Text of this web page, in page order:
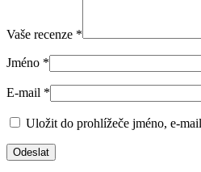
Vaše recenze *
Jméno *
E-mail *
Uložit do prohlížeče jméno, e-